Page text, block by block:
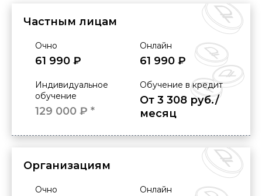
Частным лицам
Очно
61 990 ₽
Онлайн
61 990 ₽
Индивидуальное
обучение
129 000 ₽ *
Обучение в кредит
От 3 308 руб./
месяц
Организациям
Очно Онлайн